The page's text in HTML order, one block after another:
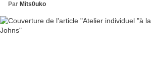
Par Mits0uko